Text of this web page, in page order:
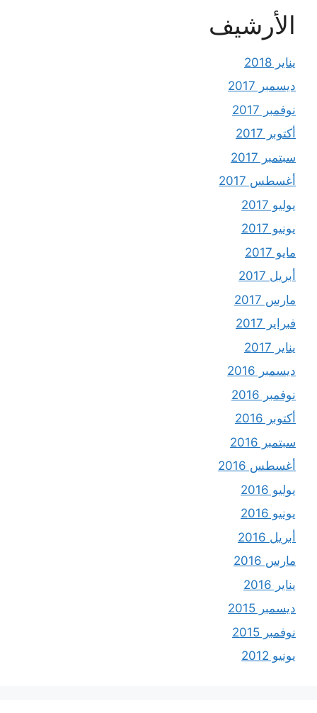
الأرشيف
يناير 2018
ديسمبر 2017
نوفمبر 2017
أكتوبر 2017
سبتمبر 2017
أغسطس 2017
يوليو 2017
يونيو 2017
مايو 2017
أبريل 2017
مارس 2017
فبراير 2017
يناير 2017
ديسمبر 2016
نوفمبر 2016
أكتوبر 2016
سبتمبر 2016
أغسطس 2016
يوليو 2016
يونيو 2016
أبريل 2016
مارس 2016
يناير 2016
ديسمبر 2015
نوفمبر 2015
يونيو 2012